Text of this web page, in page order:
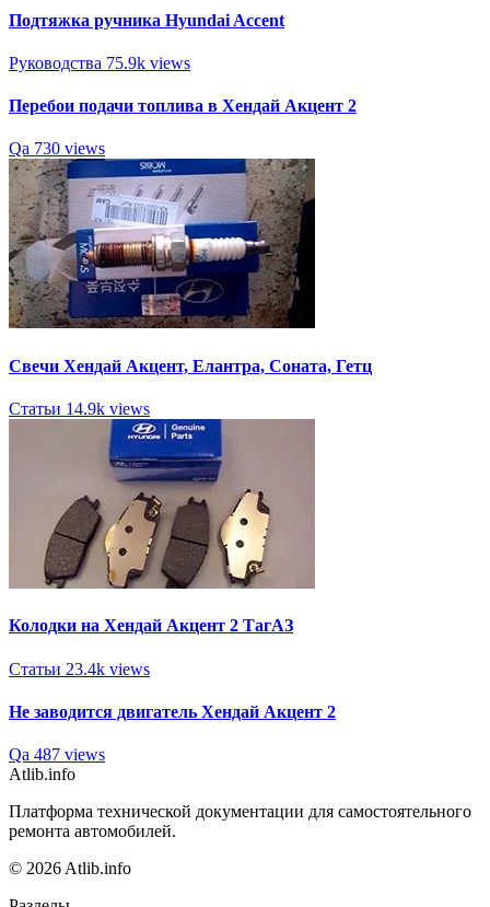
Подтяжка ручника Hyundai Accent
Руководства 75.9k views
Перебои подачи топлива в Хендай Акцент 2
Qa 730 views
Свечи Хендай Акцент, Елантра, Соната, Гетц
Статьи 14.9k views
Колодки на Хендай Акцент 2 ТагАЗ
Статьи 23.4k views
Не заводится двигатель Хендай Акцент 2
Qa 487 views
Atlib.info
Платформа технической документации для самостоятельного
ремонта автомобилей.
© 2026 Atlib.info